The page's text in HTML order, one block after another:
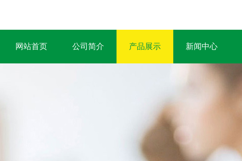
网站首页 公司简介 产品展示 新闻中心